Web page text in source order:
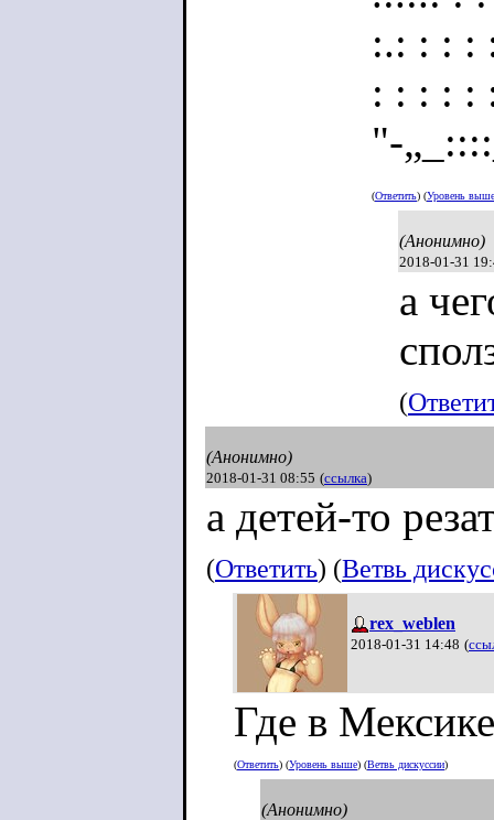
:.: : : :
: : : : :
"-
:.:.:: :
(Ответить) (Уровень выше
(Анонимно)
2018-01-31
а
(
(Анонимно)
2018-01-31 08:55 (ссылка)
а детей-то
(Ответить) (Ветвь
rex_weblen
2018-01-31 14:48 (
Где в
(Ответить) (Уровень выше) (Ветвь дискуссии)
(Анонимно)